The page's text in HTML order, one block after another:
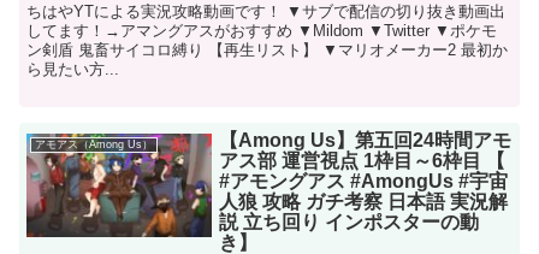
ちはやYTによる実況攻略動画です！ ▼サブで配信の切り抜き動画出
してます！→アマングアスがおすすめ ▼Mildom ▼Twitter ▼ポケモ
ン剣盾 鬼畜サイコロ縛り 【再生リスト】 ▼マリオメーカー2 最初か
ら見たい方...
アモアス（Among Us）
【Among Us】第五回24時間アモ
アス部 運営視点 1枠目～6枠目 【
#アモングアス #AmongUs #宇宙
人狼 攻略 ガチ考察 日本語 実況解
説 立ち回り インポスターの動
き】